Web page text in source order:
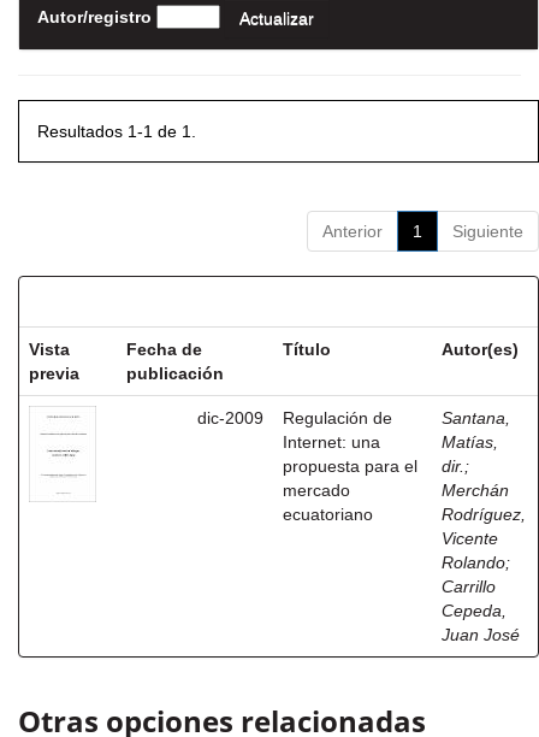
Autor/registro
Resultados 1-1 de 1.
Anterior 1 Siguiente
Vista
previa
Fecha de
publicación
Título Autor(es)
dic-2009
Regulación de
Internet: una
propuesta para el
mercado
ecuatoriano
Santana,
Matías,
dir. ;
Merchán
Rodríguez,
Vicente
Rolando;
Carrillo
Cepeda,
Juan José
Otras opciones relacionadas